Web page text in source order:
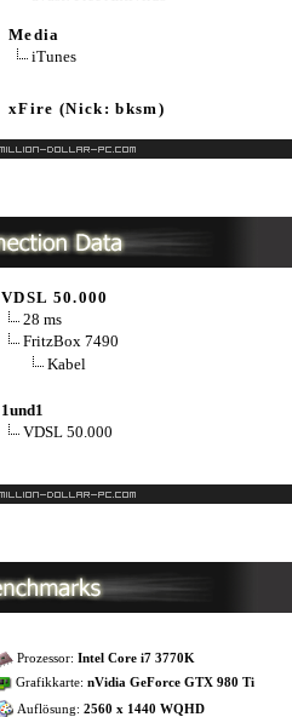
Media
iTunes
xFire (Nick: bksm)
VDSL 50.000
28 ms
FritzBox 7490
Kabel
1und1
VDSL 50.000
Prozessor: Intel Core i7 3770K
Grafikkarte: nVidia GeForce GTX 980 Ti
Auflösung: 2560 x 1440 WQHD